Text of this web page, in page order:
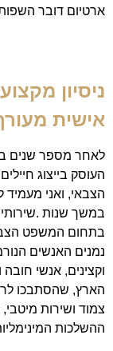
ארטיום דובר
ניסיון
אישית
לאחר מספר שנים
העוסק בייצוג
הצבאי, ואני מעמיד
במשך שנות
בתחום המשפט
נמנים האנשים
וקצינים, אנשי
הארץ, שהסתבכו
צמוד ושירות
ההשלכות